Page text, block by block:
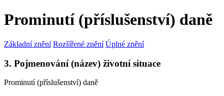
Prominutí (příslušenství) daně
Základní znění Rozšířené znění Úplné znění
3. Pojmenování (název) životní situace
Prominutí (příslušenství) daně